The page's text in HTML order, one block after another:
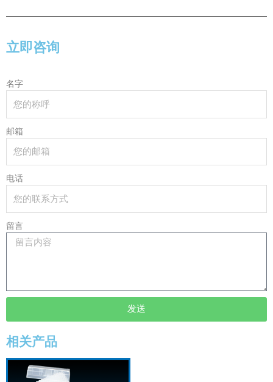
立即咨询
名字
邮箱
电话
留言
发送
相关产品